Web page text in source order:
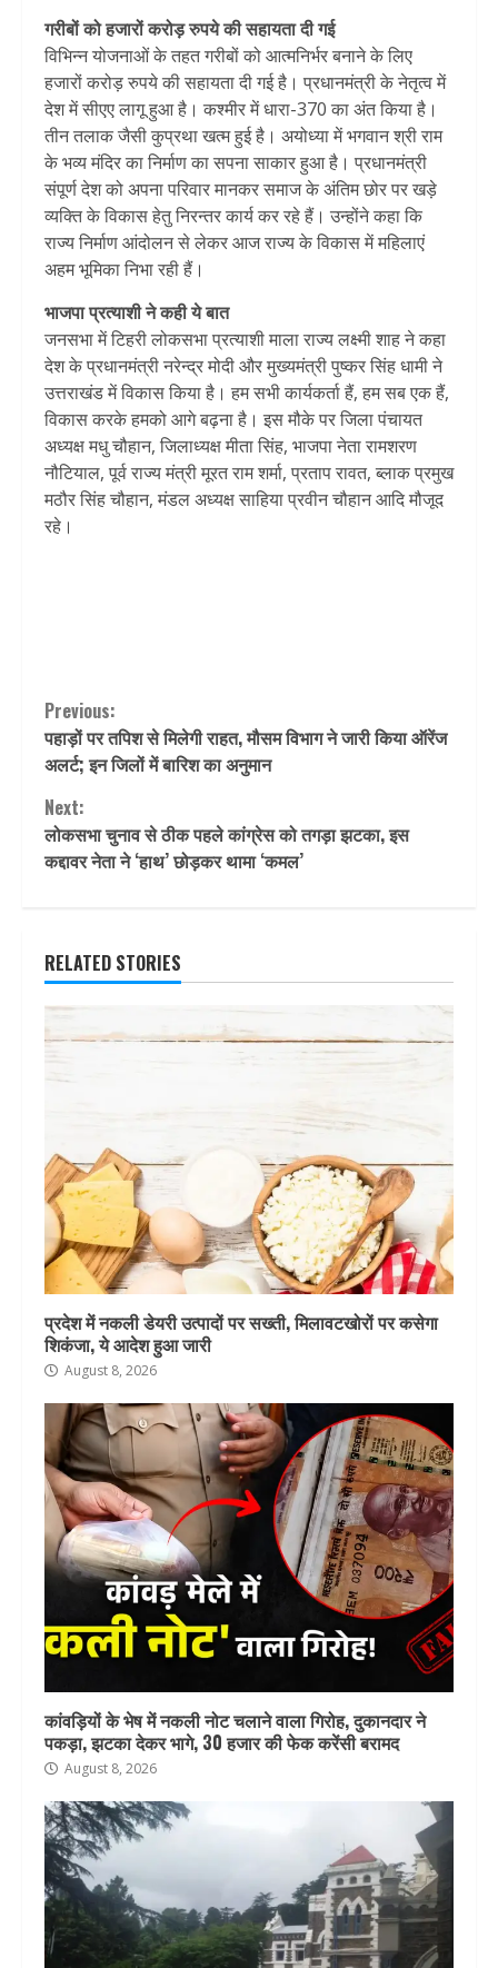
गरीबों को हजारों करोड़ रुपये की सहायता दी गई
विभिन्न योजनाओं के तहत गरीबों को आत्मनिर्भर बनाने के लिए
हजारों करोड़ रुपये की सहायता दी गई है। प्रधानमंत्री के नेतृत्व में
देश में सीएए लागू हुआ है। कश्मीर में धारा-370 का अंत किया है।
तीन तलाक जैसी कुप्रथा खत्म हुई है। अयोध्या में भगवान श्री राम
के भव्य मंदिर का निर्माण का सपना साकार हुआ है। प्रधानमंत्री
संपूर्ण देश को अपना परिवार मानकर समाज के अंतिम छोर पर खड़े
व्यक्ति के विकास हेतु निरन्तर कार्य कर रहे हैं। उन्होंने कहा कि
राज्य निर्माण आंदोलन से लेकर आज राज्य के विकास में महिलाएं
अहम भूमिका निभा रही हैं।
भाजपा प्रत्याशी ने कही ये बात
जनसभा में टिहरी लोकसभा प्रत्याशी माला राज्य लक्ष्मी शाह ने कहा
देश के प्रधानमंत्री नरेन्द्र मोदी और मुख्यमंत्री पुष्कर सिंह धामी ने
उत्तराखंड में विकास किया है। हम सभी कार्यकर्ता हैं, हम सब एक हैं,
विकास करके हमको आगे बढ़ना है। इस मौके पर जिला पंचायत
अध्यक्ष मधु चौहान, जिलाध्यक्ष मीता सिंह, भाजपा नेता रामशरण
नौटियाल, पूर्व राज्य मंत्री मूरत राम शर्मा, प्रताप रावत, ब्लाक प्रमुख
मठौर सिंह चौहान, मंडल अध्यक्ष साहिया प्रवीन चौहान आदि मौजूद
रहे।
Continue
Reading
Previous:
पहाड़ों पर तपिश से मिलेगी राहत, मौसम विभाग ने जारी किया ऑरेंज
अलर्ट; इन जिलों में बारिश का अनुमान
Next:
लोकसभा चुनाव से ठीक पहले कांग्रेस को तगड़ा झटका, इस
कद्दावर नेता ने ‘हाथ’ छोड़कर थामा ‘कमल’
RELATED STORIES
प्रदेश में नकली डेयरी उत्पादों पर सख्ती, मिलावटखोरों पर कसेगा
शिकंजा, ये आदेश हुआ जारी
August 8, 2026
कांवड़ियों के भेष में नकली नोट चलाने वाला गिरोह, दुकानदार ने
पकड़ा, झटका देकर भागे, 30 हजार की फेक करेंसी बरामद
August 8, 2026